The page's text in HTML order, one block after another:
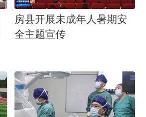
房县开展未成年人暑期安
全主题宣传